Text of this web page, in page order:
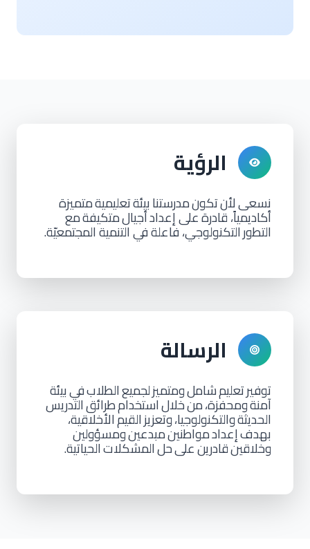
الرؤية
نسعى لأنتكونمدرستنابيئةتعليميةمتميزة
أكاديمياً، قادرةعلى إعدادأجيالمتكيفةمع
التطورالتكنولوجي، فاعلة في التنمية المجتمعيّة.
الرسالة
توفيرتعليمشاملومتميزلجميعالطلابفي بيئة
آمنةومحفزة،منخلالاستخدامطرائقالتدريس
الحديثةوالتكنولوجيا،وتعزيزالقيمالأخلاقية،
بهدفإعدادمواطنينمبدعينومسؤولين
وخلاقينقادرينعلىحلالمشكلاتالحياتية.